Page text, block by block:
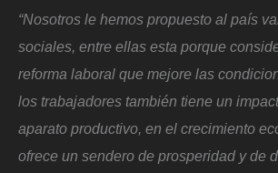
“Nosotros le hemos propuesto al país
sociales, entre ellas esta porque
reforma laboral que mejore las
los trabajadores también tiene un
aparato productivo, en el crecimiento
ofrece un sendero de prosperidad y de